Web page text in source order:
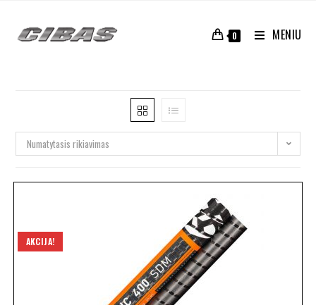
0 MENIU
Numatytasis rikiavimas
AKCIJA!